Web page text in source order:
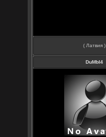
( Латвия )
DuMbI4